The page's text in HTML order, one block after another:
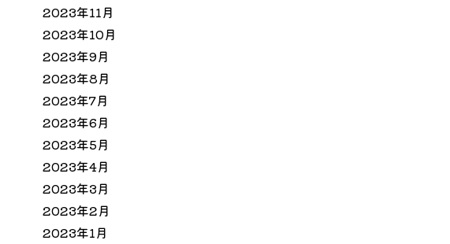
2023年11月
2023年10月
2023年9月
2023年8月
2023年7月
2023年6月
2023年5月
2023年4月
2023年3月
2023年2月
2023年1月